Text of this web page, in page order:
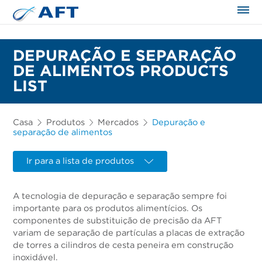
DEPURAÇÃO E SEPARAÇÃO
DE ALIMENTOS PRODUCTS
LIST
Casa Produtos Mercados
Depuração e
separação de alimentos
Ir para a lista de produtos
A tecnologia de depuração e separação sempre foi
importante para os produtos alimentícios. Os
componentes de substituição de precisão da AFT
variam de separação de partículas a placas de extração
de torres a cilindros de cesta peneira em construção
inoxidável.